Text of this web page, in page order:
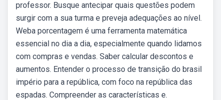
professor. Busque antecipar quais questões podem
surgir com a sua turma e preveja adequações ao nível.
Weba porcentagem é uma ferramenta matemática
essencial no dia a dia, especialmente quando lidamos
com compras e vendas. Saber calcular descontos e
aumentos. Entender o processo de transição do brasil
império para a república, com foco na república das
espadas. Compreender as características e.